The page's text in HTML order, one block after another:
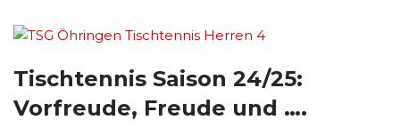
Tischtennis Saison 24/25:
Vorfreude, Freude und ….